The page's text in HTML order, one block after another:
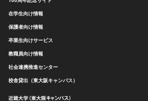
在学生向け情報
保護者向け情報
卒業生向けサービス
教職員向け情報
社会連携推進センター
校舎貸出（東大阪キャンパス）
近畿大学（東大阪キャンパス）